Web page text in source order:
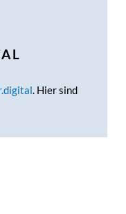
. Hier sind